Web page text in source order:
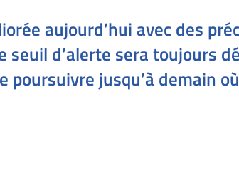
aujourd’hui avec des
d’alerte sera toujours
poursuivre jusqu’à demain